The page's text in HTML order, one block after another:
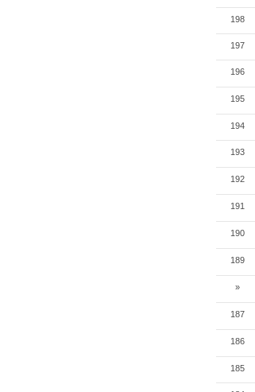
198
197
196
195
194
193
192
191
190
189
»
187
186
185